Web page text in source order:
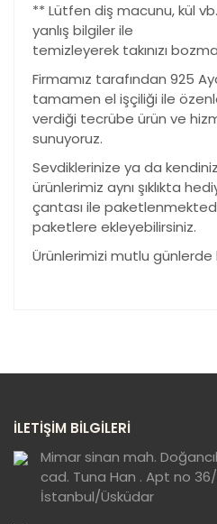
** Lütfen diş macunu, kül
yanlış bilgiler ile
temizleyerek takınızı
Firmamız tarafından 925
tamamen el işçiliği ile özenle
verdiği tecrübe ürün ve
sunuyoruz.
Sevdiklerinize ya da
ürünlerimiz aynı şıklıkta
çantası ile
paketlere ekleyebilirsiniz.
Ürünlerimizi mutlu günlerde
görüntülenemiyor.
Ürün açıklamasında
Ürün bilgilerinde
Ürün fiyatı diğer
İLETİŞİM BİLGİLERİ
Mimar sinan mah.
cad. Tuna Han . Apt no
İstanbul/Üsküdar